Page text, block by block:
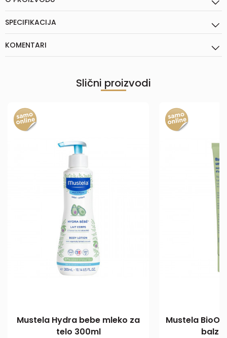
SPECIFIKACIJA
KOMENTARI
Slični proizvodi
Mustela Hydra bebe mleko za
telo 300ml
Mustela